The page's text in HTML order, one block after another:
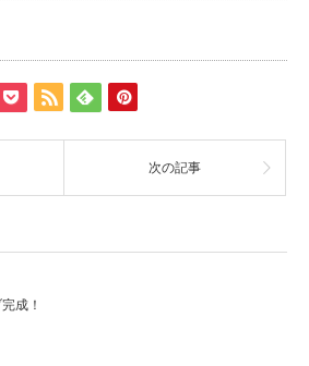
次の記事
成！